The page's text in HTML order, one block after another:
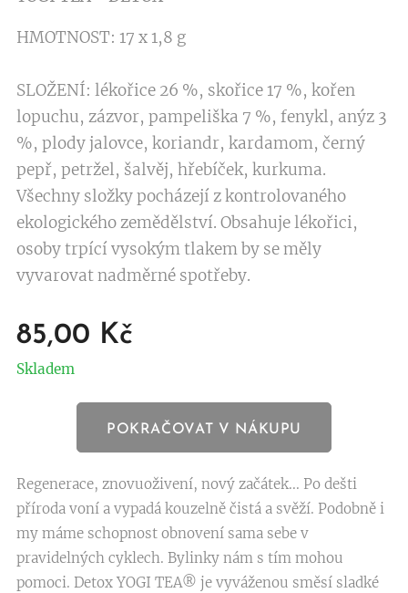
HMOTNOST: 17 x 1,8 g
SLOŽENÍ: lékořice 26 %, skořice 17 %, kořen
lopuchu, zázvor, pampeliška 7 %, fenykl, anýz 3
%, plody jalovce, koriandr, kardamom, černý
pepř, petržel, šalvěj, hřebíček, kurkuma.
Všechny složky pocházejí z kontrolovaného
ekologického zemědělství. Obsahuje lékořici,
osoby trpící vysokým tlakem by se měly
vyvarovat nadměrné spotřeby.
85,00 Kč
Skladem
POKRAČOVAT V NÁKUPU
Regenerace, znovuoživení, nový začátek... Po dešti
příroda voní a vypadá kouzelně čistá a svěží. Podobně i
my máme schopnost obnovení sama sebe v
pravidelných cyklech. Bylinky nám s tím mohou
pomoci. Detox YOGI TEA® je vyváženou směsí sladké